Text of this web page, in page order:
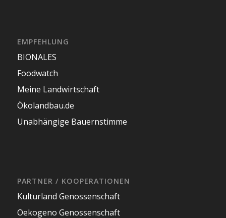
EMPFEHLUNG
BIONALES
Foodwatch
Meine Landwirtschaft
Ökolandbau.de
Unabhängige Bauernstimme
PARTNER / KOOPERATIONEN
Kulturland Genossenschaft
Oekogeno Genossenschaft